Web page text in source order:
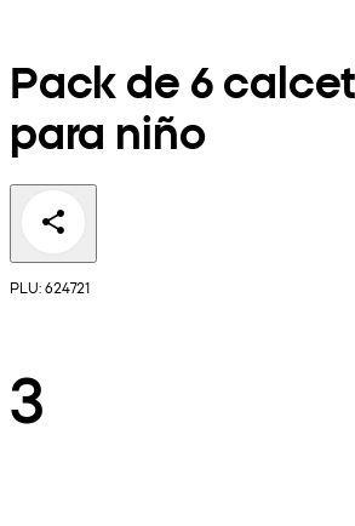
Pack de 6
para niño
PLU: 624721
3